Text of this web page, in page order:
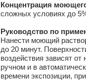
Концентрация
сложных условиях до
Руководство по
Нанести моющий
до 20 минут.
воздействия зависят
ручном и в
времени экспозиции,